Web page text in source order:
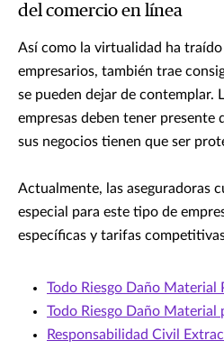
del comercio en línea
Así como la virtualidad ha
empresarios, también trae
se pueden dejar de contemplar.
empresas deben tener presente
sus negocios tienen que ser
Actualmente, las aseguradoras
especial para este tipo de
específicas y tarifas
Todo Riesgo Daño Material
Todo Riesgo Daño Material
Responsabilidad Civil